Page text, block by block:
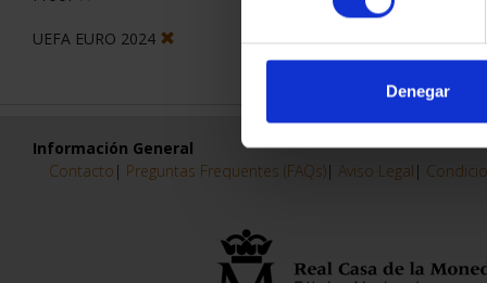
Denegar
UEFA EURO 2024
Información General
Contacto | Preguntas Frequentes (FAQs)| Aviso Legal |